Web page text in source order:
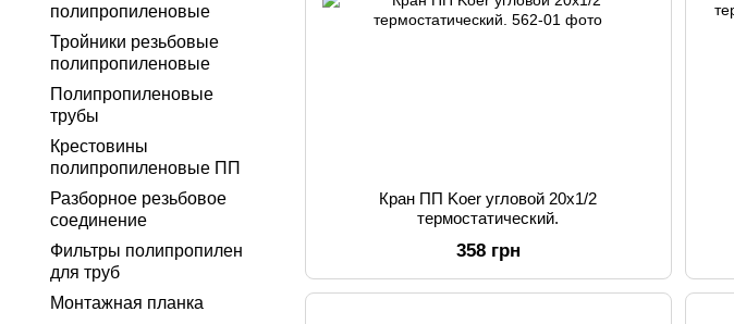
Кран ПП Koer угловой 20x1/2
термостатический.
358 грн
полипропиленовые
Тройники резьбовые
полипропиленовые
Полипропиленовые
трубы
Крестовины
полипропиленовые ПП
Разборное резьбовое
соединение
Фильтры полипропилен
для труб
Монтажная планка